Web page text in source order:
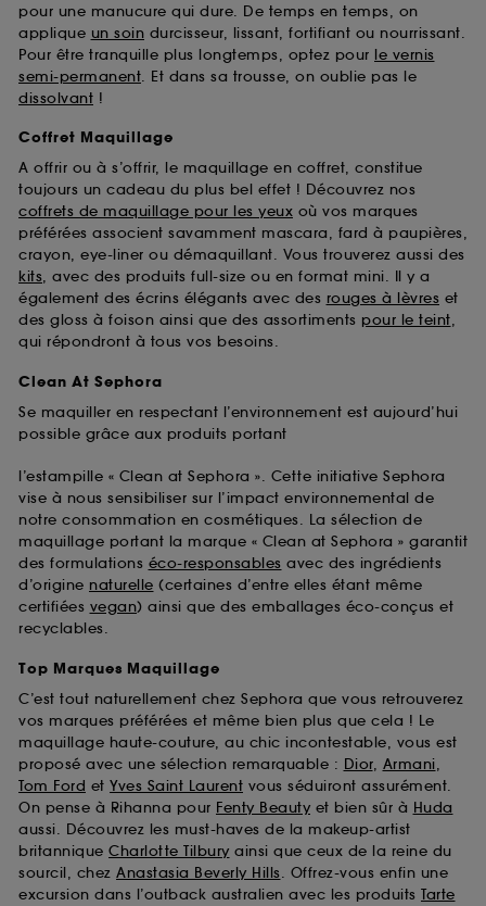
pour une manucure qui dure. De temps en temps, on
applique un soin durcisseur, lissant, fortifiant ou nourrissant.
Pour être tranquille plus longtemps, optez pour le vernis
semi-permanent. Et dans sa trousse, on oublie pas le
dissolvant !
Coffret Maquillage
A offrir ou à s’offrir, le maquillage en coffret, constitue
toujours un cadeau du plus bel effet ! Découvrez nos
coffrets de maquillage pour les yeux où vos marques
préférées associent savamment mascara, fard à paupières,
crayon, eye-liner ou démaquillant. Vous trouverez aussi des
kits, avec des produits full-size ou en format mini. Il y a
également des écrins élégants avec des rouges à lèvres et
des gloss à foison ainsi que des assortiments pour le teint,
qui répondront à tous vos besoins.
Clean At Sephora
Se maquiller en respectant l’environnement est aujourd’hui
possible grâce aux produits portant
l’estampille « Clean at Sephora ». Cette initiative Sephora
vise à nous sensibiliser sur l’impact environnemental de
notre consommation en cosmétiques. La sélection de
maquillage portant la marque « Clean at Sephora » garantit
des formulations éco-responsables avec des ingrédients
d’origine naturelle (certaines d’entre elles étant même
certifiées vegan) ainsi que des emballages éco-conçus et
recyclables.
Top Marques Maquillage
C’est tout naturellement chez Sephora que vous retrouverez
vos marques préférées et même bien plus que cela ! Le
maquillage haute-couture, au chic incontestable, vous est
proposé avec une sélection remarquable : Dior, Armani,
Tom Ford et Yves Saint Laurent vous séduiront assurément.
On pense à Rihanna pour Fenty Beauty et bien sûr à Huda
aussi. Découvrez les must-haves de la makeup-artist
britannique Charlotte Tilbury ainsi que ceux de la reine du
sourcil, chez Anastasia Beverly Hills. Offrez-vous enfin une
excursion dans l’outback australien avec les produits Tarte